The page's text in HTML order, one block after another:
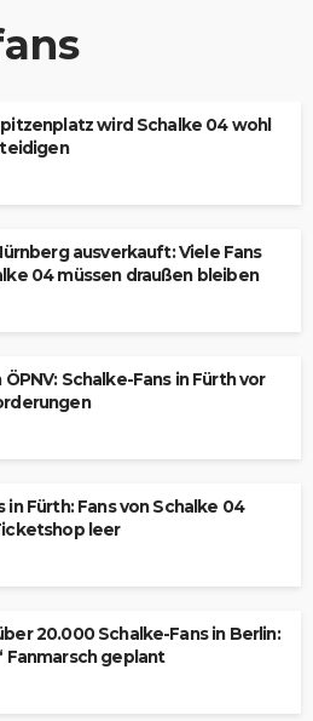
wird Schalke 04 wohl
ausverkauft: Viele Fans
04 müssen draußen bleiben
Schalke-Fans in Fürth vor
in Fürth: Fans von Schalke 04
leer
20.000 Schalke-Fans in Berlin:
Fanmarsch geplant